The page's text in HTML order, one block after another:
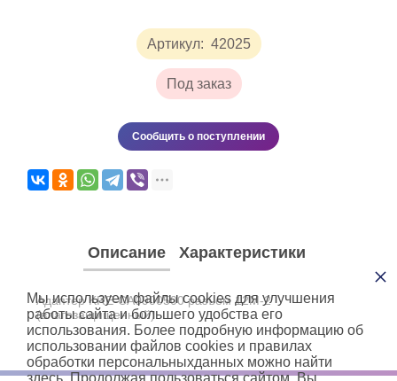
Артикул: 42025
Под заказ
Сообщить о поступлении
Описание Характеристики
Адаптер KRE-CA0900500 разъем 12М-2
(влагозащищенный)
Мы используем файлы cookies для улучшения
работы сайта и большего удобства его
использования. Более подробную информацию об
использовании файлов cookies и правилах
обработки персональныхданных можно найти
здесь. Продолжая пользоваться сайтом, Вы
×